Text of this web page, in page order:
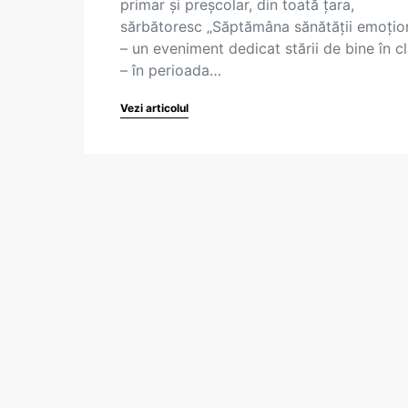
primar și preșcolar, din toată țara,
sărbătoresc „Săptămâna sănătății
– un eveniment dedicat stării de bine în
– în perioada…
Vezi articolul